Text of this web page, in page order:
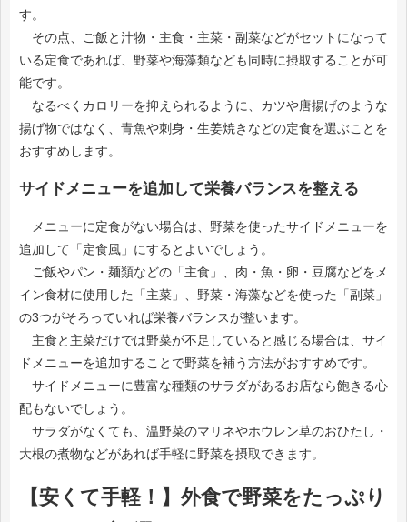
す。
その点、ご飯と汁物・主食・主菜・副菜などがセットになって
いる定食であれば、野菜や海藻類なども同時に摂取することが可
能です。
なるべくカロリーを抑えられるように、カツや唐揚げのような
揚げ物ではなく、青魚や刺身・生姜焼きなどの定食を選ぶことを
おすすめします。
サイドメニューを追加して栄養バランスを整える
メニューに定食がない場合は、野菜を使ったサイドメニューを
追加して「定食風」にするとよいでしょう。
ご飯やパン・麺類などの「主食」、肉・魚・卵・豆腐などをメ
イン食材に使用した「主菜」、野菜・海藻などを使った「副菜」
の3つがそろっていれば栄養バランスが整います。
主食と主菜だけでは野菜が不足していると感じる場合は、サイ
ドメニューを追加することで野菜を補う方法がおすすめです。
サイドメニューに豊富な種類のサラダがあるお店なら飽きる心
配もないでしょう。
サラダがなくても、温野菜のマリネやホウレン草のおひたし・
大根の煮物などがあれば手軽に野菜を摂取できます。
【安くて手軽！】外食で野菜をたっぷり